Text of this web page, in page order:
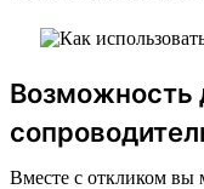
Возможность
Вместе с откликом вы